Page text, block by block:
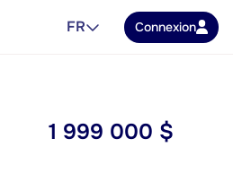
FR Connexion
1 999 000 $